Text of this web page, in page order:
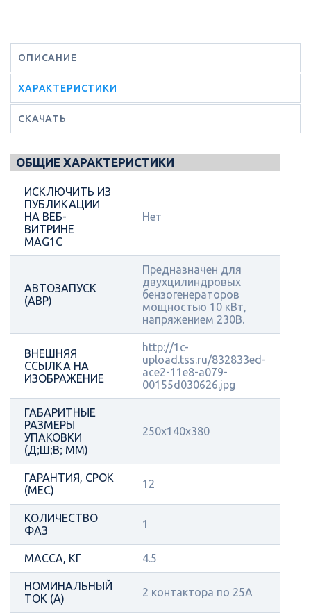
ОПИСАНИЕ
ХАРАКТЕРИСТИКИ
СКАЧАТЬ
ОБЩИЕ ХАРАКТЕРИСТИКИ
ИСКЛЮЧИТЬ ИЗ
ПУБЛИКАЦИИ
НА ВЕБ-
ВИТРИНЕ
MAG1C
Нет
АВТОЗАПУСК
(АВР)
Предназначен для
двухцилиндровых
бензогенераторов
мощностью 10 кВт,
напряжением 230В.
ВНЕШНЯЯ
ССЫЛКА НА
ИЗОБРАЖЕНИЕ
http://1c-
upload.tss.ru/832833ed-
ace2-11e8-a079-
00155d030626.jpg
ГАБАРИТНЫЕ
РАЗМЕРЫ
УПАКОВКИ
(Д;Ш;В; ММ)
250х140х380
ГАРАНТИЯ, СРОК
(МЕС)
12
КОЛИЧЕСТВО
ФАЗ
1
МАССА, КГ 4.5
НОМИНАЛЬНЫЙ
ТОК (А)
2 контактора по 25А